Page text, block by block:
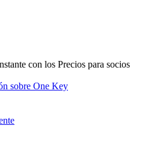
con los Precios para socios
sobre One Key